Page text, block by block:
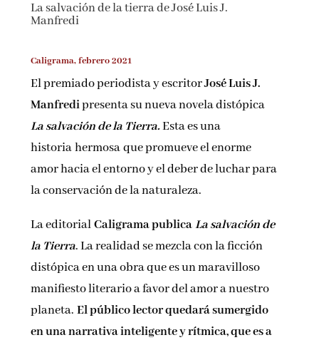
La salvación de la tierra de José Luis J.
Manfredi
Caligrama, febrero 2021
El premiado periodista y escritorJosé Luis J.
Manfredipresenta su nueva novela distópica
La salvación de la Tierra.Esta es una
historiahermosaque promueve el enorme
amor hacia el entorno y el deber de luchar para
la conservación de la naturaleza.
La editorialCaligrama publicaLa salvación de
la Tierra. La realidad se mezcla con la ficción
distópica en una obra que es un maravilloso
manifiesto literario a favor del amor a nuestro
planeta.El público lector quedará sumergido
en una narrativa inteligente y rítmica, que es a
Únete a nuestra comunidad de amantes de la
literatura y recibe las últimas noticias y
Email*
Por favor, acepta los
términos y condiciones
de privacidad